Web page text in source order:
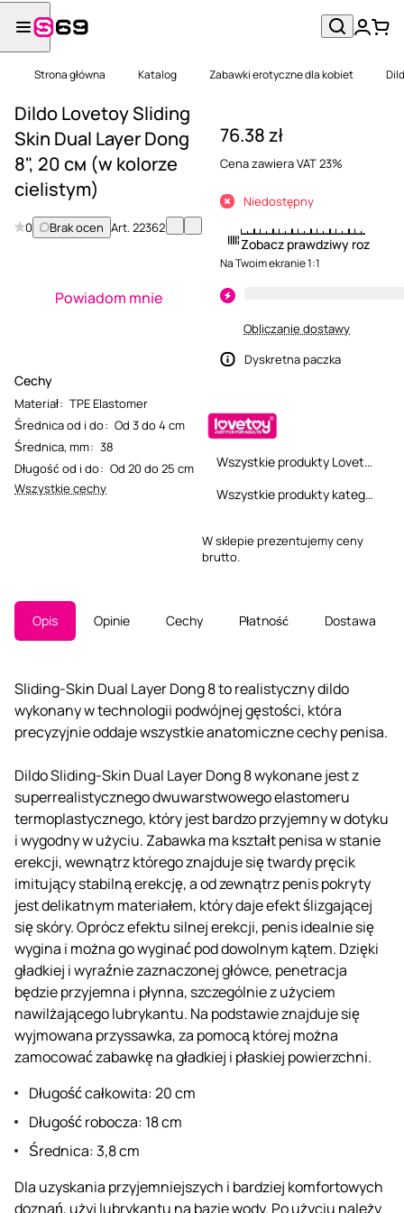
Strona główna Katalog Zabawki erotyczne dla kobiet
Dildo Lovetoy Sliding
Skin Dual Layer Dong
8", 20 см (w kolorze
cielistym)
0 Brak ocen Art.22362
Powiadom mnie
Cechy
Materiał: TPE Elastomer
Średnica od i do: Od 3 do 4 cm
Średnica, mm: 38
Długość od i do: Od 20 do 25 cm
Wszystkie cechy
76.38 zł
Cena zawiera VAT 23%
Niedostępny
Zobacz prawdziwy rozmiar
Na Twoim ekranie 1:1
Obliczanie dostawy
Dyskretna paczka
Wszystkie produkty Lovetoy
Wszystkie produkty kategorii
W sklepie prezentujemy ceny
brutto.
Opis Opinie Cechy Płatność Dostawa
Sliding-Skin Dual Layer Dong 8 to realistyczny dildo
wykonany w technologii podwójnej gęstości, która
precyzyjnie oddaje wszystkie anatomiczne cechy penisa.
Dildo Sliding-Skin Dual Layer Dong 8 wykonane jest z
superrealistycznego dwuwarstwowego elastomeru
termoplastycznego, który jest bardzo przyjemny w dotyku
i wygodny w użyciu. Zabawka ma kształt penisa w stanie
erekcji, wewnątrz którego znajduje się twardy pręcik
imitujący stabilną erekcję, a od zewnątrz penis pokryty
jest delikatnym materiałem, który daje efekt ślizgającej
się skóry. Oprócz efektu silnej erekcji, penis idealnie się
wygina i można go wyginać pod dowolnym kątem. Dzięki
gładkiej i wyraźnie zaznaczonej główce, penetracja
będzie przyjemna i płynna, szczególnie z użyciem
nawilżającego lubrykantu. Na podstawie znajduje się
wyjmowana przyssawka, za pomocą której można
zamocować zabawkę na gładkiej i płaskiej powierzchni.
Długość całkowita: 20 cm
Długość robocza: 18 cm
Średnica: 3,8 cm
Dla uzyskania przyjemniejszych i bardziej komfortowych
doznań, użyj lubrykantu na bazie wody. Po użyciu należy